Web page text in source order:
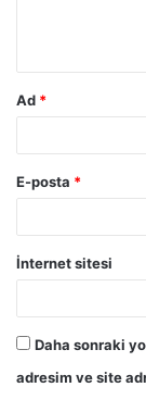
Ad *
E-posta *
İnternet sitesi
Daha sonraki
adresim ve site